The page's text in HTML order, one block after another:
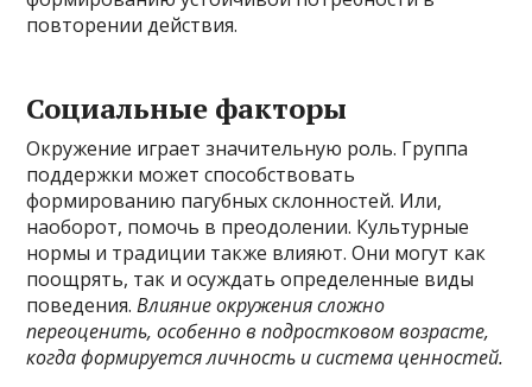
повторении действия.
Социальные факторы
Окружение играет значительную роль. Группа
поддержки может способствовать
формированию пагубных склонностей. Или,
наоборот, помочь в преодолении. Культурные
нормы и традиции также влияют. Они могут как
поощрять, так и осуждать определенные виды
поведения.Влияние окружения сложно
переоценить, особенно в подростковом возрасте,
когда формируется личность и система ценностей.